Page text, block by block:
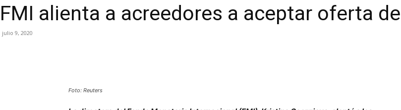
FMI alienta a acreedores a aceptar oferta
julio 9, 2020
Foto: Reuters